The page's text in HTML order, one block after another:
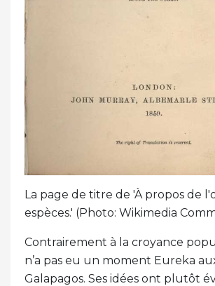
La page de titre de 'À propos de
espèces.' (Photo: Wikimedia
Contrairement à la croyance
n’a pas eu un moment Eureka
Galapagos. Ses idées ont plutôt